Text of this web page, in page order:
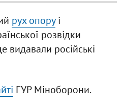
рух опоруі
розвідки
видавали російські
ГУР Міноборони.